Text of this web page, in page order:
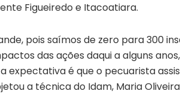
Figueiredo e Itacoatiara.
pois saímos de zero para 300
das ações daqui a alguns
expectativa é que o pecuarista
a técnica do Idam, Maria